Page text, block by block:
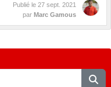
Publié le 27 sept. 2021
par Marc Gamous